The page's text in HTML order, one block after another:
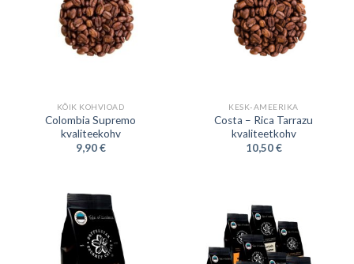
KÕIK KOHVIOAD
Colombia Supremo
kvaliteekohv
9,90€
KESK-AMEERIKA
Costa – Rica Tarrazu
kvaliteetkohv
10,50€